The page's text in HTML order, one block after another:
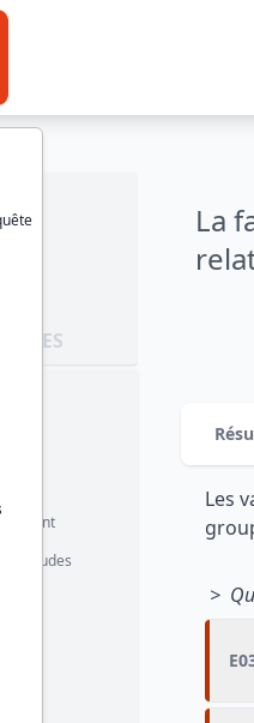
La
attitudes
Les
>